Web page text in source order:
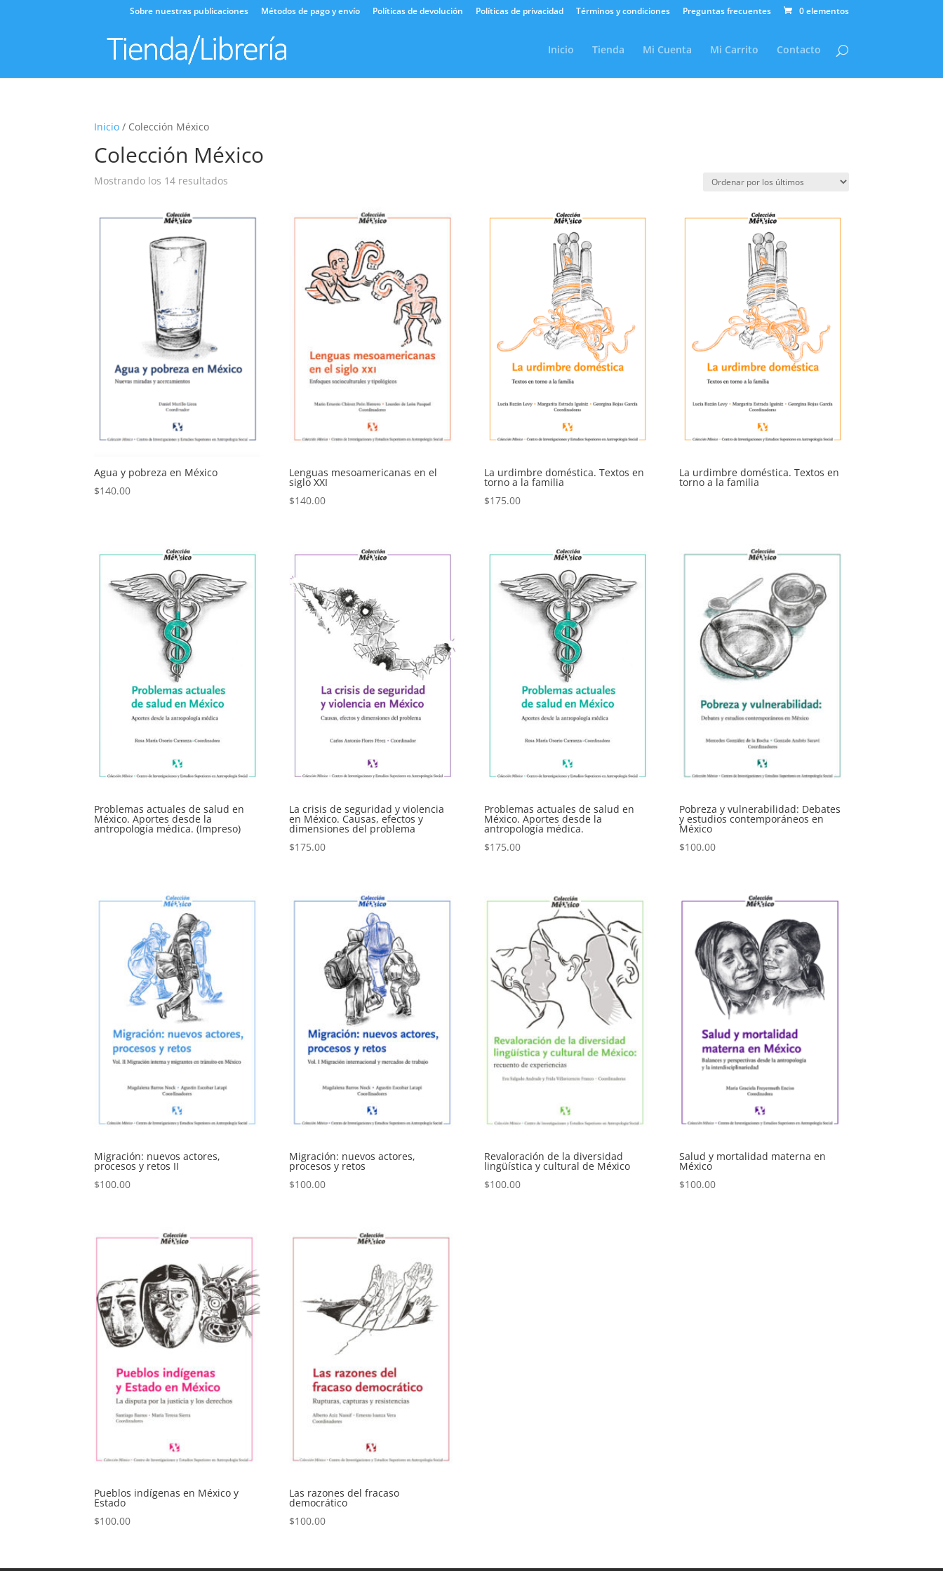
Sobre nuestras publicaciones Métodos de pago y envío Políticas de devolución Políticas de privacidad Términos y condiciones Preguntas frecuentes 0 elementos
Inicio Tienda Mi Cuenta Mi Carrito Contacto
Inicio / Colección México
Colección México
Mostrando los 14 resultados
Agua y pobreza en México
$140.00
Lenguas mesoamericanas en el
siglo XXI
$140.00
La urdimbre doméstica. Textos en
torno a la familia
$175.00
La urdimbre doméstica. Textos en
torno a la familia
Problemas actuales de salud en
México. Aportes desde la
antropología médica. (Impreso)
La crisis de seguridad y violencia
en México. Causas, efectos y
dimensiones del problema
$175.00
Problemas actuales de salud en
México. Aportes desde la
antropología médica.
$175.00
Pobreza y vulnerabilidad: Debates
y estudios contemporáneos en
México
$100.00
Migración: nuevos actores,
procesos y retos II
$100.00
Migración: nuevos actores,
procesos y retos
$100.00
Revaloración de la diversidad
lingüística y cultural de México
$100.00
Salud y mortalidad materna en
México
$100.00
Pueblos indígenas en México y
Estado
$100.00
Las razones del fracaso
democrático
$100.00